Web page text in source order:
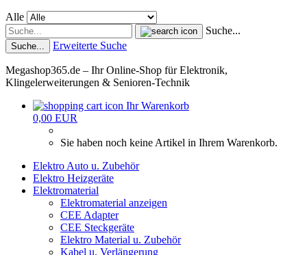
Alle
Suche...
Suche... Erweiterte Suche
Megashop365.de – Ihr Online-Shop für Elektronik,
Klingelerweiterungen & Senioren-Technik
Ihr Warenkorb
0,00 EUR
Sie haben noch keine Artikel in Ihrem Warenkorb.
Elektro Auto u. Zubehör
Elektro Heizgeräte
Elektromaterial
Elektromaterial anzeigen
CEE Adapter
CEE Steckgeräte
Elektro Material u. Zubehör
Kabel u. Verlängerung